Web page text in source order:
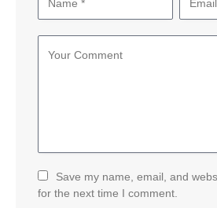
Save my name, email, and
for the next time I comment.